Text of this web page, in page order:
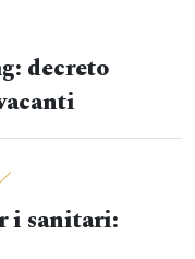
decreto
i sanitari: